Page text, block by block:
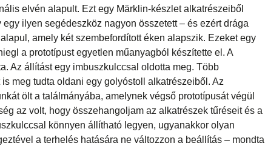
elvén alapult. Ezt egy Märklin-készlet alkatrészeiből
ilyen segédeszköz nagyon összetett – és ezért drága
amely két szembefordított éken alapszik. Ezeket egy
a prototípust egyetlen műanyagból készítette el. A
Az állítást egy imbuszkulccsal oldotta meg. Több
meg tudta oldani egy golyóstoll alkatrészeiből. Az
ölt a találmányába, amelynek végső prototípusát végül
az volt, hogy összehangoljam az alkatrészek tűréseit és a
könnyen állítható legyen, ugyanakkor olyan
a terhelés hatására ne változzon a beállítás – mondta